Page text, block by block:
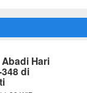
Hari
di